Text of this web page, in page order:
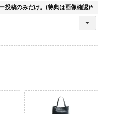
須
投稿のみだけ。(特典は画像確認)
(
)